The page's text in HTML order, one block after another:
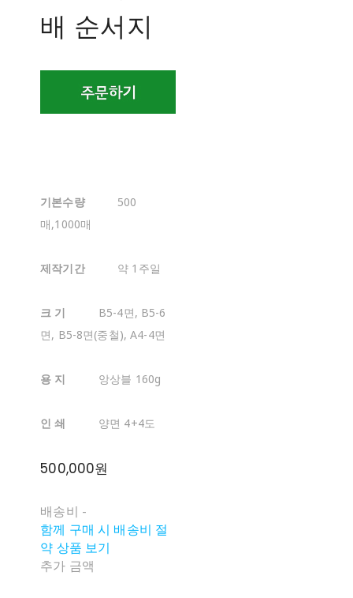
배 순서지
기본수량
500
매,1000매
제작기간 약 1주일
크 기
B5-4면, B5-6
면, B5-8면(중철), A4-4면
용 지 앙상블 160g
인 쇄 양면 4+4도
500,000원
배송비 -
함께 구매 시 배송비 절
약 상품 보기
추가 금액